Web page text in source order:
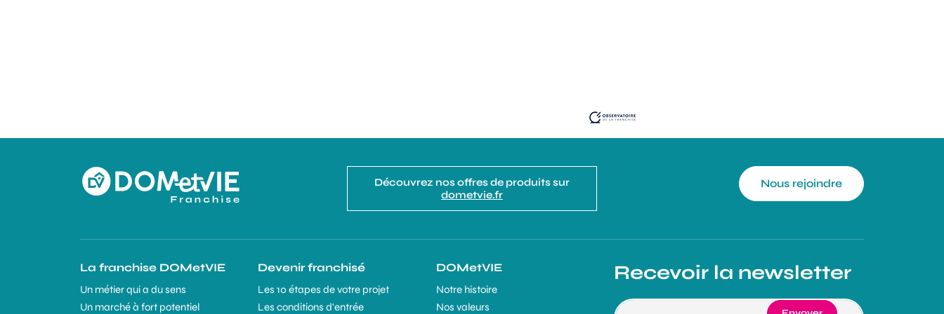
Découvrez nos offres de produits sur
dometvie.fr
Nous rejoindre
La franchise DOMetVIE
Un métier qui a du sens
Un marché à fort potentiel
Devenir franchisé
Les 10 étapes de votre projet
Les conditions d'entrée
DOMetVIE
Notre histoire
Nos valeurs
Recevoir la newsletter